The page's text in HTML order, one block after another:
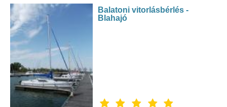
Balatoni vitorlásbérlés -
Blahajó